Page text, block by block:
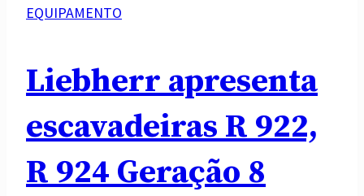
EQUIPAMENTO
Liebherr apresenta
escavadeiras R 922,
R 924 Geração 8